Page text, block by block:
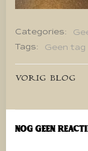
Categories:
Tags:
Geen tag
Bericht
VORIG BLOG
Nog geen